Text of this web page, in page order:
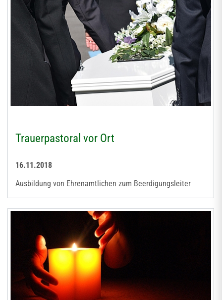
Trauerpastoral vor Ort
16.11.2018
Ausbildung von Ehrenamtlichen zum Beerdigungsleiter